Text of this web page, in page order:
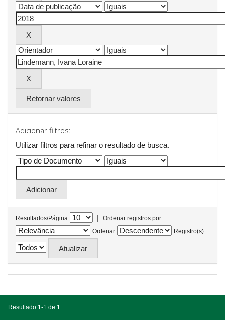
Retornar valores
Adicionar filtros:
Utilizar filtros para refinar o resultado de busca.
Resultados/Página |
Ordenar registros por
Ordenar
Registro(s)
Resultado 1-1 de 1.